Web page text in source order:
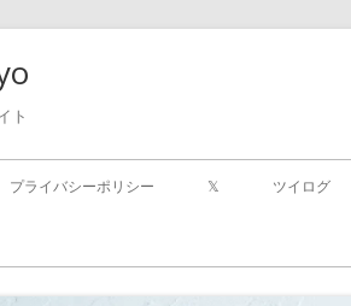
ト
プライバシーポリシー 𝕏 ツイログ